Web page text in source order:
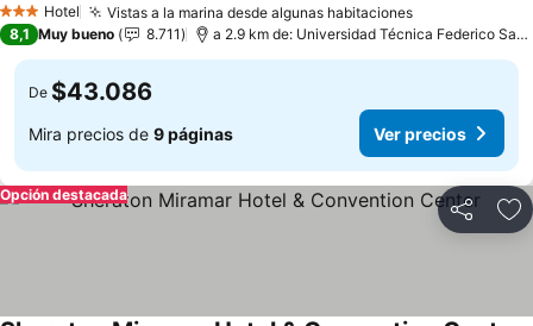
3 Estrellas
Hotel Vistas a la marina desde algunas habitaciones
8,1 Muy bueno 8.711 a 2.9 km de: Universidad Técnica Federico Santa María
De $43.086
Mira precios de 9 páginas Ver precios
Compartir
Opción destacada